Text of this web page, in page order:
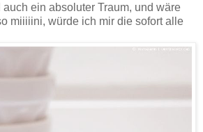
ein absoluter Traum, und wäre
miiiiini, würde ich mir die sofort alle